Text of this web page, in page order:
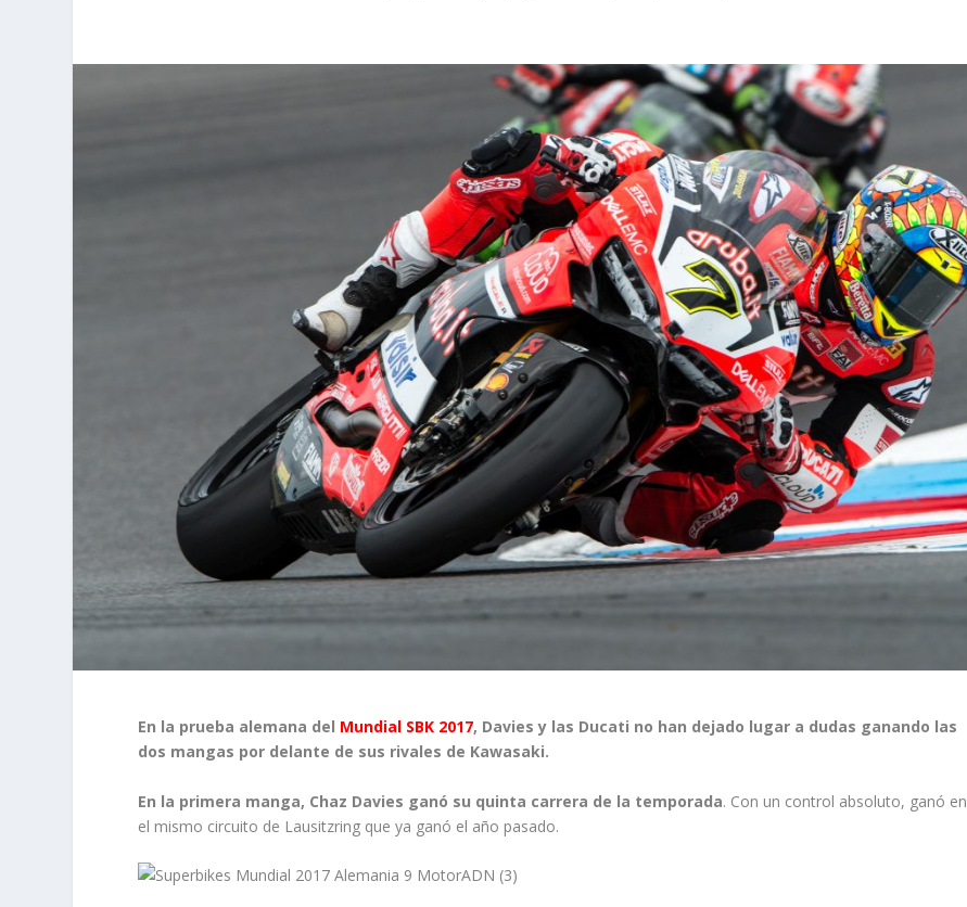
En la prueba alemana del Mundial SBK 2017, Davies y las Ducati no han dejado lugar a dudas ganando las
dos mangas por delante de sus rivales de Kawasaki.
En la primera manga, Chaz Davies ganó su quinta carrera de la temporada. Con un control absoluto, ganó en
el mismo circuito de Lausitzring que ya ganó el año pasado.